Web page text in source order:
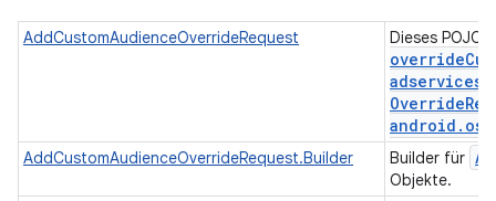
AddCustomAudienceOverrideRequest Dieses POJO
adservices
Override
android . os
AddCustomAudienceOverrideRequest.Builder Builder für
Objekte.